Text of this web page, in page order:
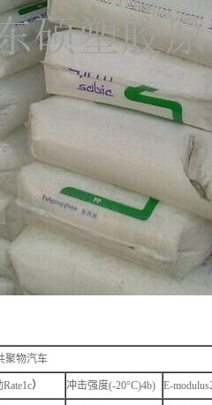
聚物汽车
） 冲击强度(-20°C)4b) E-